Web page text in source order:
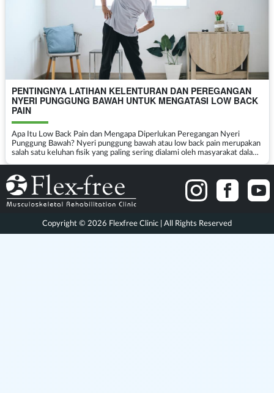
PENTINGNYA LATIHAN KELENTURAN DAN PEREGANGAN
NYERI PUNGGUNG BAWAH UNTUK MENGATASI LOW BACK
PAIN
Apa Itu Low Back Pain dan Mengapa Diperlukan Peregangan Nyeri
Punggung Bawah? Nyeri punggung bawah atau low back pain merupakan
salah satu keluhan fisik yang paling sering dialami oleh masyarakat dalam
Copyright © 2026 Flexfree Clinic | All Rights Reserved